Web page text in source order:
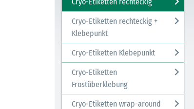
Cryo-Etiketten rechteckig +
Klebepunkt
Cryo-Etiketten Klebepunkt
Cryo-Etiketten
Frostüberklebung
Cryo-Etiketten wrap-around